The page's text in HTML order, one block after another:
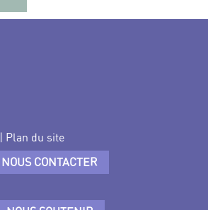
| Plan du site
NOUS CONTACTER